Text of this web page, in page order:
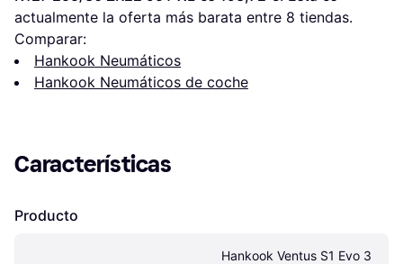
actualmente la oferta más barata entre 8 tiendas.
Comparar:
Hankook Neumáticos
Hankook Neumáticos de coche
Características
Producto
Hankook Ventus S1 Evo 3